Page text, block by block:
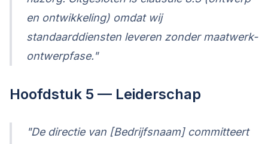
en ontwikkeling) omdat wij
standaarddiensten leveren zonder maatwerk-
ontwerpfase."
Hoofdstuk 5 — Leiderschap
"De directie van [Bedrijfsnaam] committeert